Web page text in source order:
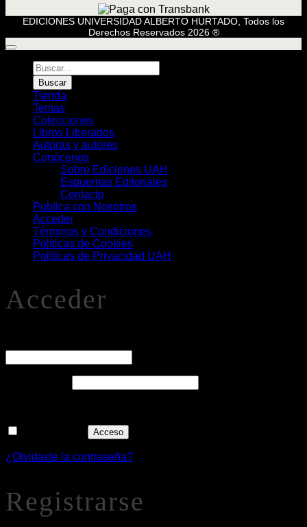
EDICIONES UNIVERSIDAD ALBERTO HURTADO, Todos los
Derechos Reservados 2026 ®
Búsqueda
de
Libros
Buscar
Tienda
Temas
Colecciones
Libros Liberados
Autoras y autores
Conócenos
Sobre Ediciones UAH
Esquemas Editoriales
Contacto
Publica con Nosotros
Acceder
Términos y Condiciones
Políticas de Cookies
Políticas de Privacidad UAH
Acceder
Acceso
¿Olvidaste la contraseña?
Registrarse